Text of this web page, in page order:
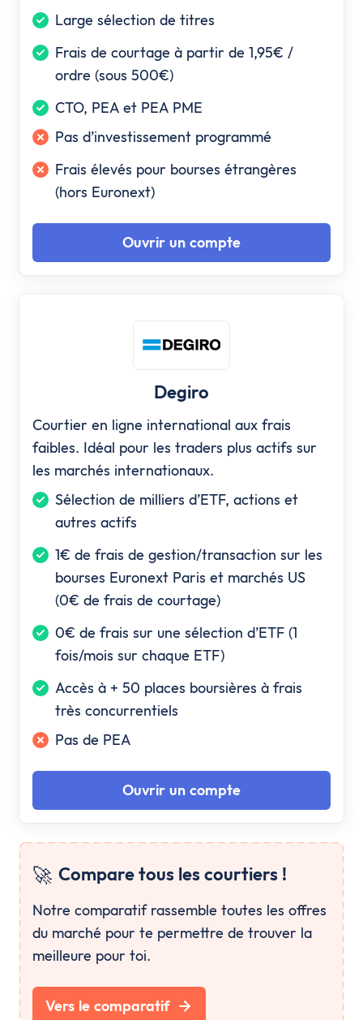
Large sélection de titres
Frais de courtage à partir de 1,95€ /
ordre (sous 500€)
CTO, PEA et PEA PME
Pas d’investissement programmé
Frais élevés pour bourses étrangères
(hors Euronext)
Ouvrir un compte
Degiro
Courtier en ligne international aux frais
faibles. Idéal pour les traders plus actifs sur
les marchés internationaux.
Sélection de milliers d’ETF, actions et
autres actifs
1€ de frais de gestion/transaction sur les
bourses Euronext Paris et marchés US
(0€ de frais de courtage)
0€ de frais sur une sélection d’ETF (1
fois/mois sur chaque ETF)
Accès à + 50 places boursières à frais
très concurrentiels
Pas de PEA
Ouvrir un compte
🚀 Compare tous les courtiers !
Notre comparatif rassemble toutes les offres
du marché pour te permettre de trouver la
meilleure pour toi.
Vers le comparatif